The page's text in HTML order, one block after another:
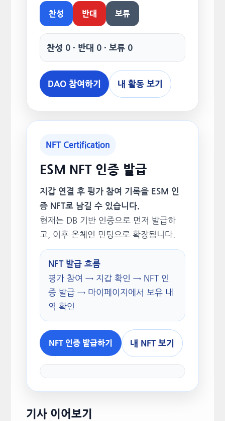
찬성 반대 보류
찬성 0 · 반대 0 · 보류 0
DAO 참여하기 내 활동 보기
NFT Certification
ESM NFT 인증 발급
지갑 연결 후 평가 참여 기록을 ESM 인
증 NFT로 남길 수 있습니다.
현재는 DB 기반 인증으로 먼저 발급하
고, 이후 온체인 민팅으로 확장됩니다.
NFT 발급 흐름
평가 참여 → 지갑 확인 → NFT 인
증 발급 → 마이페이지에서 보유 내
역 확인
NFT 인증 발급하기 내 NFT 보기
기사 이어보기